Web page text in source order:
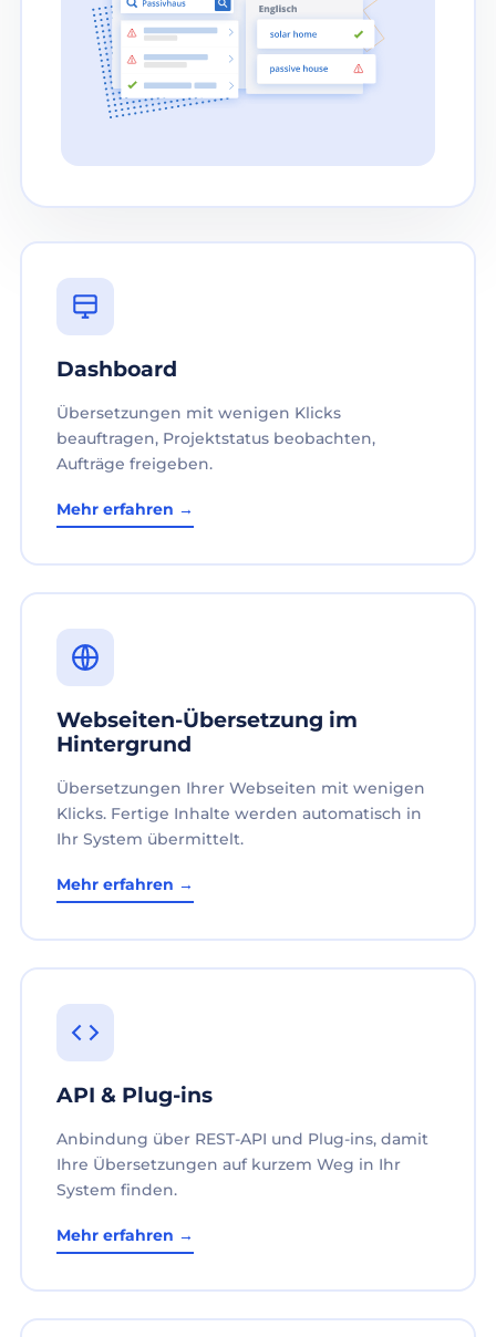
Dashboard
Übersetzungen mit wenigen Klicks
beauftragen, Projektstatus beobachten,
Aufträge freigeben.
Mehr erfahren →
Webseiten-Übersetzung im
Hintergrund
Übersetzungen Ihrer Webseiten mit wenigen
Klicks. Fertige Inhalte werden automatisch in
Ihr System übermittelt.
Mehr erfahren →
API & Plug-ins
Anbindung über REST-API und Plug-ins, damit
Ihre Übersetzungen auf kurzem Weg in Ihr
System finden.
Mehr erfahren →